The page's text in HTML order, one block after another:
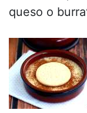
queso o